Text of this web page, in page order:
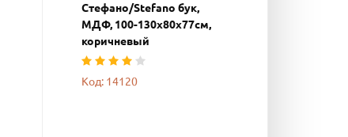
Стефано/Stefano бук,
МДФ, 100-130х80х77см,
коричневый
Код: 14120